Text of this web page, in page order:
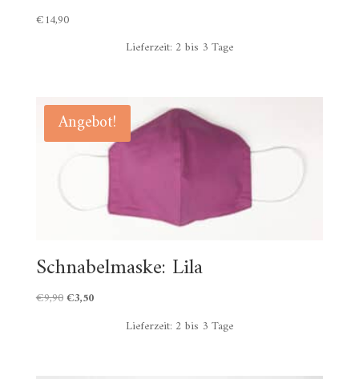
€14,90
Lieferzeit: 2 bis 3 Tage
Angebot!
Schnabelmaske: Lila
€9,90Ursprünglicher
€3,50Aktueller
Lieferzeit: 2 bis 3 Tage